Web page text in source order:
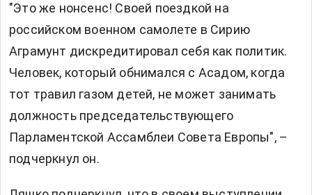
"Это же нонсенс! Своей поездкой на
российском военном самолете в Сирию
Аграмунт дискредитировал себя как политик.
Человек, который обнимался с Асадом, когда
тот травил газом детей, не может занимать
должность председательствующего
Парламентской Ассамблеи Совета Европы", –
подчеркнул он.